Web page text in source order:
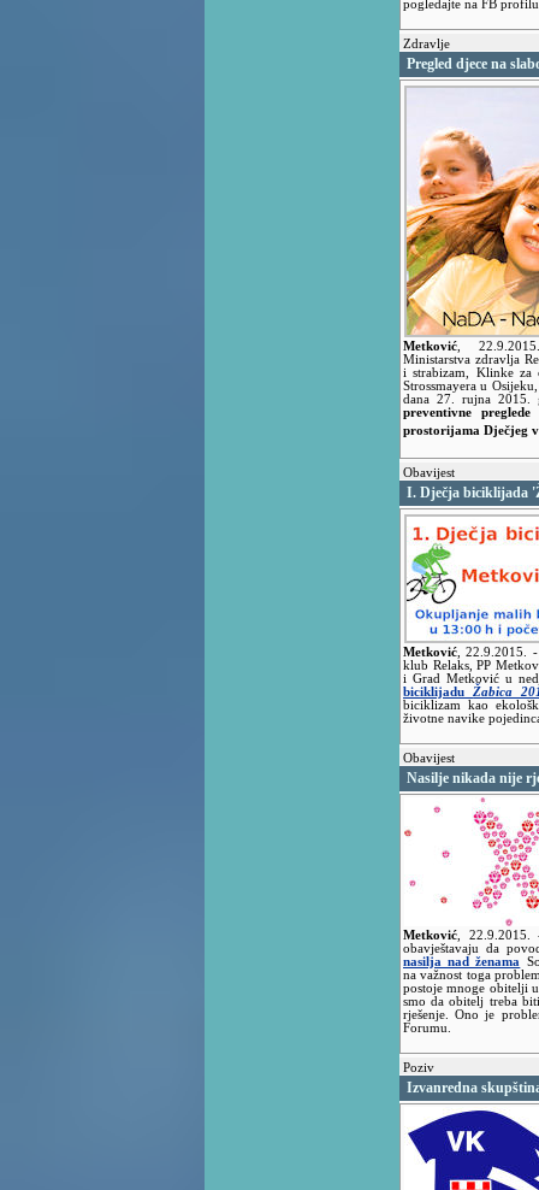
pogledajte na FB
Zdravlje
Pregled djece na
Metković
Ministarstva zdravlja
i strabizam, Klinke za
Strossmayera u
dana 27. rujna 2015.
preventivne
prostorijama Dječjeg
Obavijest
I. Dječja biciklijada
Metković ,22.9.2015.
klub Relaks, PP
i Grad Metković u
biciklijaduŽabica
biciklizam kao
životne navike
Obavijest
Nasilje nikada nije
Metković 22.9.2015.
obavještavaju da
nasilja nad ženama
na važnost toga
postoje mnoge obitelji
smo da obitelj treba
rješenje. Ono je
Forumu.
Poziv
Izvanredna